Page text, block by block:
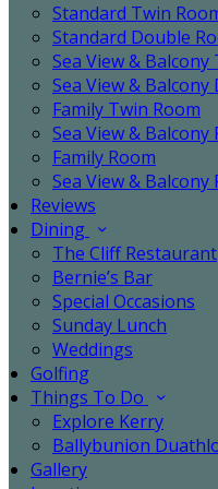
Standard Twin
Standard Double
Sea View & Balcony
Sea View &
Family Twin Room
Sea View & Balcony
Family Room
Sea View & Balcony
Reviews
Dining
The Cliff Restaurant
Bernie’s Bar
Special Occasions
Sunday Lunch
Weddings
Golfing
Things To Do
Explore Kerry
Ballybunion
Gallery